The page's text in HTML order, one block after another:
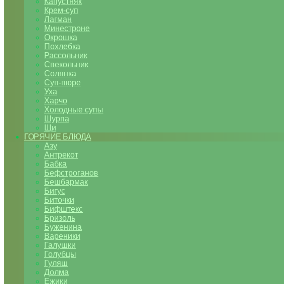
Крем-суп
Лагман
Минестроне
Окрошка
Похлебка
Рассольник
Свекольник
Солянка
Суп-пюре
Уха
Харчо
Холодные супы
Шурпа
Щи
ГОРЯЧИЕ БЛЮДА
Азу
Антрекот
Бабка
Бефстроганов
Бешбармак
Бигус
Биточки
Бифштекс
Бризоль
Буженина
Вареники
Галушки
Голубцы
Гуляш
Долма
Ежики